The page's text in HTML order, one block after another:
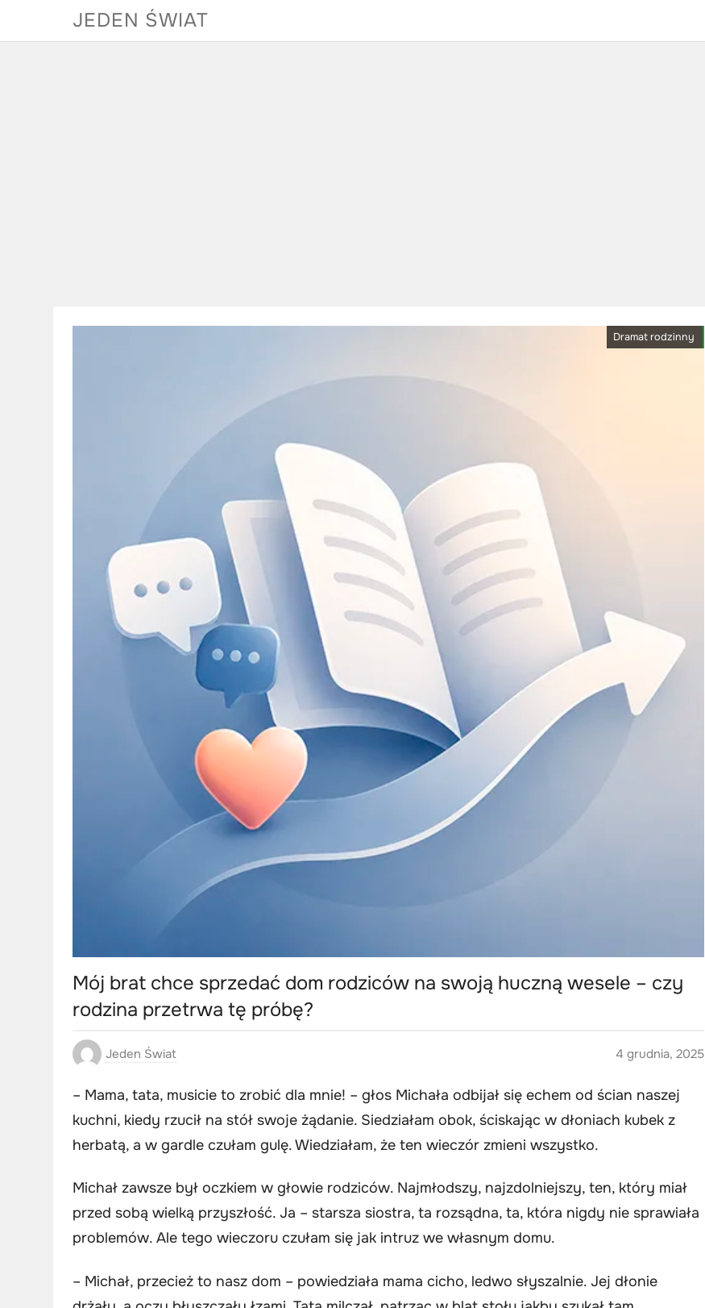
JEDEN ŚWIAT
Dramat rodzinny
Mój brat chce sprzedać dom rodziców na swoją huczną wesele – czy
rodzina przetrwa tę próbę?
Jeden Świat 4 grudnia, 2025
– Mama, tata, musicie to zrobić dla mnie! – głos Michała odbijał się echem od ścian naszej
kuchni, kiedy rzucił na stół swoje żądanie. Siedziałam obok, ściskając w dłoniach kubek z
herbatą, a w gardle czułam gulę. Wiedziałam, że ten wieczór zmieni wszystko.
Michał zawsze był oczkiem w głowie rodziców. Najmłodszy, najzdolniejszy, ten, który miał
przed sobą wielką przyszłość. Ja – starsza siostra, ta rozsądna, ta, która nigdy nie sprawiała
problemów. Ale tego wieczoru czułam się jak intruz we własnym domu.
– Michał, przecież to nasz dom – powiedziała mama cicho, ledwo słyszalnie. Jej dłonie